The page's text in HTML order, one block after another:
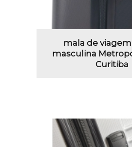
mala de
masculina
Curitiba